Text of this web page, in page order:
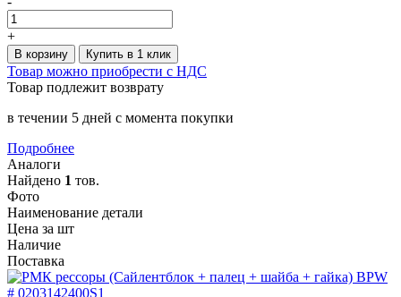
+
В корзину Купить в 1 клик
Товар можно приобрести с НДС
Товар подлежит возврату
в течении 5 дней с момента покупки
Подробнее
Аналоги
Найдено 1 тов.
Фото
Наименование детали
Цена за шт
Наличие
Поставка